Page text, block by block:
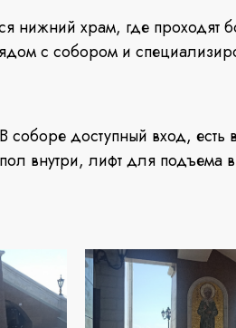
нижний храм, где проходят
с собором и
В соборе доступный вход,
пол внутри, лифт для подъема